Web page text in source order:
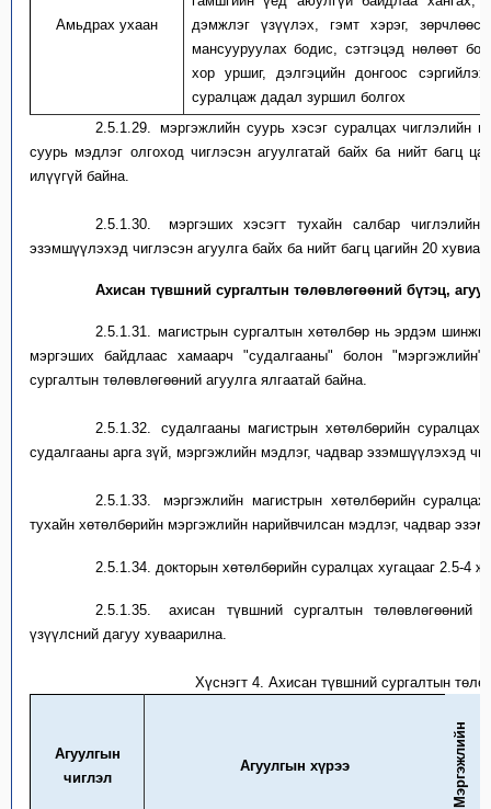
Амьдрах ухаан
дэмжлэг үзүүлэх, гэмт хэрэг, зөрчлөөс
мансууруулах бодис, сэтгэцэд нөлөөт
хор уршиг, дэлгэцийн донгоос
суралцаж дадал зуршил болгох
2.5.1.29.
мэргэжлийн суурь хэсэгсуралцах чиглэлийн
суурь мэдлэг олгоход чиглэсэн агуулгатай байх ба нийт багц
илүүгүй байна.
2.5.1.30. мэргэших хэсэгт тухайн салбар чиглэлийн
эзэмшүүлэхэд чиглэсэн агуулга байх ба нийт багц цагийн 20 хувиас
Ахисан түвшний сургалтын төлөвлөгөөний бүтэц,
2.5.1.31. магистрын сургалтын хөтөлбөр нь эрдэм
мэргэших байдлаас хамаарч "судалгааны" болон
сургалтын төлөвлөгөөний агуулга ялгаатай байна.
2.5.1.32. судалгааны магистрын хөтөлбөрийн
судалгааны арга зүй, мэргэжлийн мэдлэг, чадвар эзэмшүүлэхэд
2.5.1.33. мэргэжлийн магистрын хөтөлбөрийн
тухайн хөтөлбөрийн мэргэжлийн нарийвчилсан мэдлэг, чадвар
2.5.1.34. докторын хөтөлбөрийн суралцах хугацааг 2.5-4
2.5.1.35. ахисан түвшний сургалтын төлөвлөгөөний
үзүүлсний дагуу хуваарилна.
Хүснэгт 4 . Ахисан түвшний сургалтын
Агуулгын
чиглэл
Агуулгын хүрээ М
э
р
г
э
ж
л
й
н
м
а
г
и
с
т